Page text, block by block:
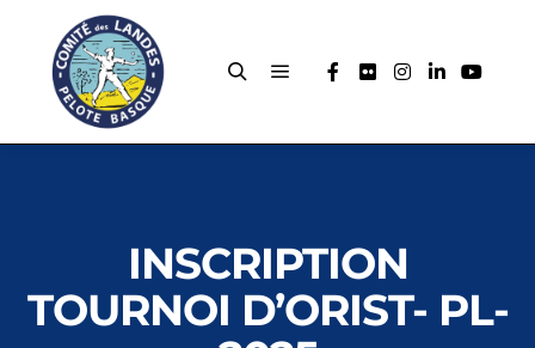
INSCRIPTION
TOURNOI D’ORIST- PL-